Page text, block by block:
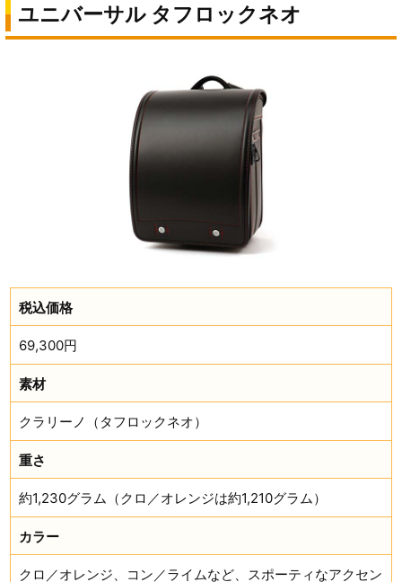
ユニバーサル タフロックネオ
税込価格
69,300円
素材
クラリーノ（タフロックネオ）
重さ
約1,230グラム（クロ／オレンジは約1,210グラム）
カラー
クロ／オレンジ、コン／ライムなど、スポーティなアクセン